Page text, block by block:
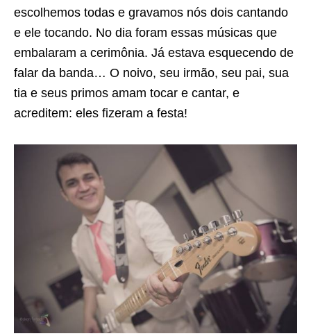
escolhemos todas e gravamos nós dois cantando
e ele tocando. No dia foram essas músicas que
embalaram a cerimônia. Já estava esquecendo de
falar da banda… O noivo, seu irmão, seu pai, sua
tia e seus primos amam tocar e cantar, e
acreditem: eles fizeram a festa!